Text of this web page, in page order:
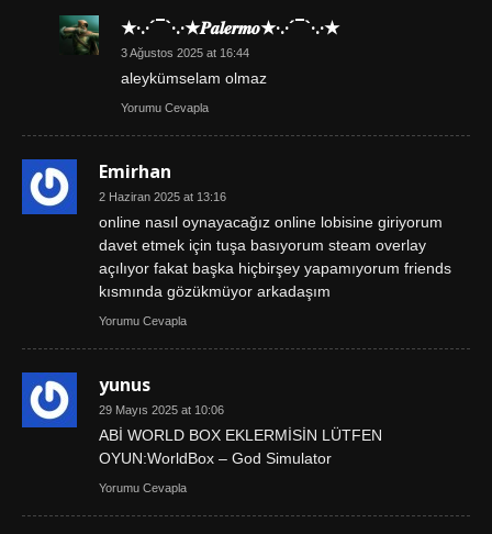
★·.·´¯`·.·★𝑷𝒂𝒍𝒆𝒓𝒎𝒐★·.·´¯`·.·★
3 Ağustos 2025 at 16:44
aleykümselam olmaz
Yorumu Cevapla
Emirhan
2 Haziran 2025 at 13:16
online nasıl oynayacağız online lobisine giriyorum
davet etmek için tuşa basıyorum steam overlay
açılıyor fakat başka hiçbirşey yapamıyorum friends
kısmında gözükmüyor arkadaşım
Yorumu Cevapla
yunus
29 Mayıs 2025 at 10:06
ABİ WORLD BOX EKLERMİSİN LÜTFEN
OYUN:WorldBox – God Simulator
Yorumu Cevapla